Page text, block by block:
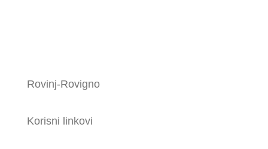
Rovinj-Rovigno
Korisni linkovi